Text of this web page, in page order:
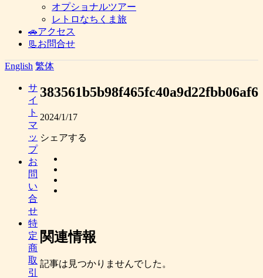
オプショナルツアー
レトロなちくま旅
🚗アクセス
📃お問合せ
English 繁体
383561b5b98f465fc40a9d22fbb06af6
2024/1/17
シェアする
関連情報
記事は見つかりませんでした。
サ
イ
ト
マ
ッ
プ
お
問
い
合
せ
特
定
商
取
引